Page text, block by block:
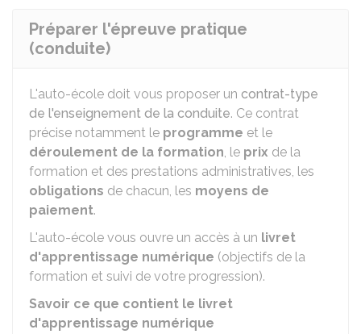
Préparer l'épreuve pratique
(conduite)
L'auto-école doit vous proposer un contrat-type
de l'enseignement de la conduite. Ce contrat
précise notamment le programme et le
déroulement de la formation, le prix de la
formation et des prestations administratives, les
obligations de chacun, les moyens de
paiement.
L'auto-école vous ouvre un accès à un livret
d'apprentissage numérique (objectifs de la
formation et suivi de votre progression).
Savoir ce que contient le livret
d'apprentissage numérique